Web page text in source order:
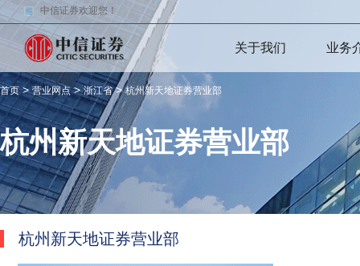
中信证券欢迎您！
关于我们 业务
首页>营业网点>浙江省>杭州新天地证券营业部
杭州新天地证券营业部
杭州新天地证券营业部